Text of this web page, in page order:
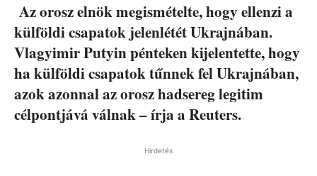
Az orosz elnök megismételte, hogy ellenzi a
külföldi csapatok jelenlétét Ukrajnában.
Vlagyimir Putyin pénteken kijelentette, hogy
ha külföldi csapatok tűnnek fel Ukrajnában,
azok azonnal az orosz hadsereg legitim
célpontjává válnak – írja a Reuters.
Hirdetés